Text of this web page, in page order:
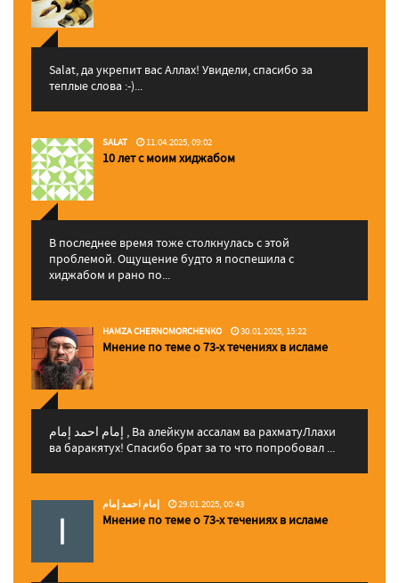
Salat, да укрепит вас Аллаx! Увидели, спасибо за
теплые слова :-)...
SALAT 11.04.2025, 09:02
10 лет с моим хиджабом
В последнее время тоже столкнулась с этой
проблемой. Ощущение будто я поспешила с
хиджабом и рано по...
HAMZA CHERNOMORCHENKO 30.01.2025, 15:22
Мнение по теме о 73-х течениях в исламе
إمام احمد إمام , Ва алейкум ассалам ва рахматуЛлахи
ва баракятух! Спасибо брат за то что попробовал ...
إمام احمد إمام 29.01.2025, 00:43
Мнение по теме о 73-х течениях в исламе